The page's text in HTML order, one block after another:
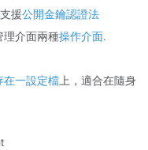
援公開金鑰認證法
理介面兩種操作介面.
在一設定檔上，適合在隨身